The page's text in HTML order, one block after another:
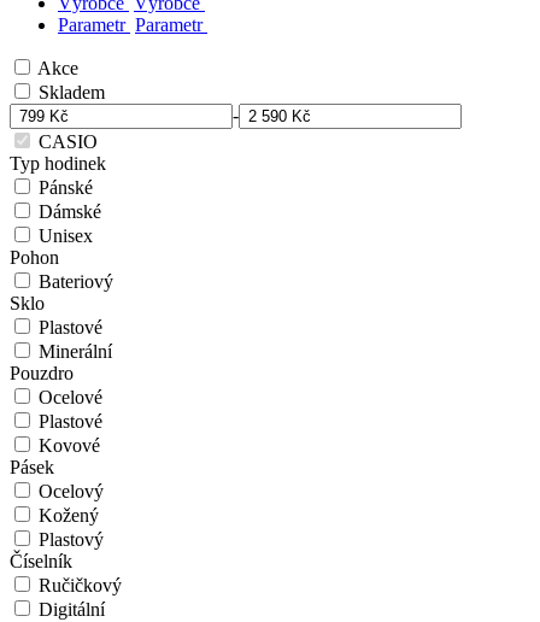
Parametr Parametr
Akce
Skladem
-
CASIO
Typ hodinek
Pánské
Dámské
Unisex
Pohon
Bateriový
Sklo
Plastové
Minerální
Pouzdro
Ocelové
Plastové
Kovové
Pásek
Ocelový
Kožený
Plastový
Číselník
Ručičkový
Digitální